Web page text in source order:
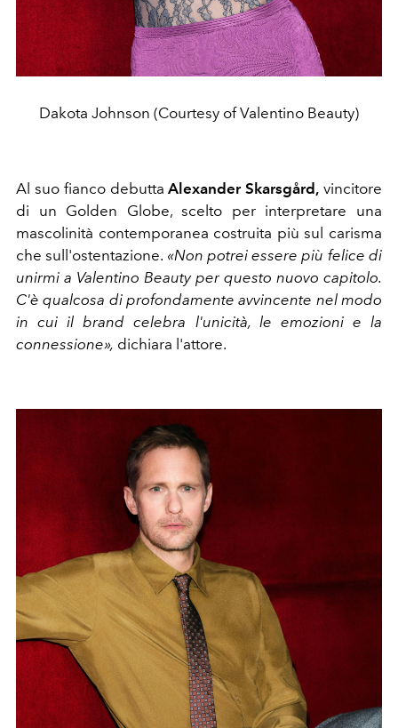
Dakota Johnson (Courtesy of Valentino Beauty)
Al suo fianco debuttaAlexander Skarsgård, vincitore
di un Golden Globe, scelto per interpretare una
mascolinità contemporanea costruita più sul carisma
che sull'ostentazione. «Non potrei essere più felice di
unirmi a Valentino Beauty per questo nuovo capitolo.
C'è qualcosa di profondamente avvincente nel modo
in cui il brand celebra l'unicità, le emozioni e la
connessione», dichiara l'attore.